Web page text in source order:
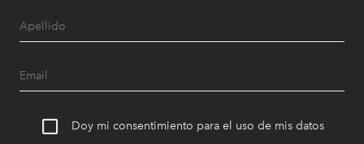
Doy mi consentimiento para el uso de mis datos